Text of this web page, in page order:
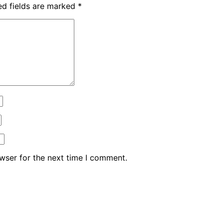
fields are marked *
for the next time I comment.